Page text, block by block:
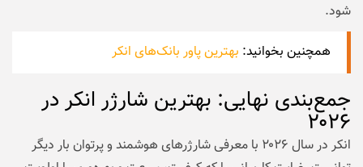
شود.
همچنین بخوانید: بهترین پاور بانک‌های انکر
جمع‌بندی نهایی: بهترین شارژر انکر در
۲۰۲۶
انکر در سال ۲۰۲۶ با معرفی شارژرهای هوشمند و پرتوان بار دیگر